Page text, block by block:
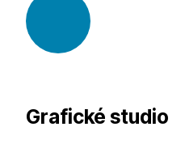
Grafické studio